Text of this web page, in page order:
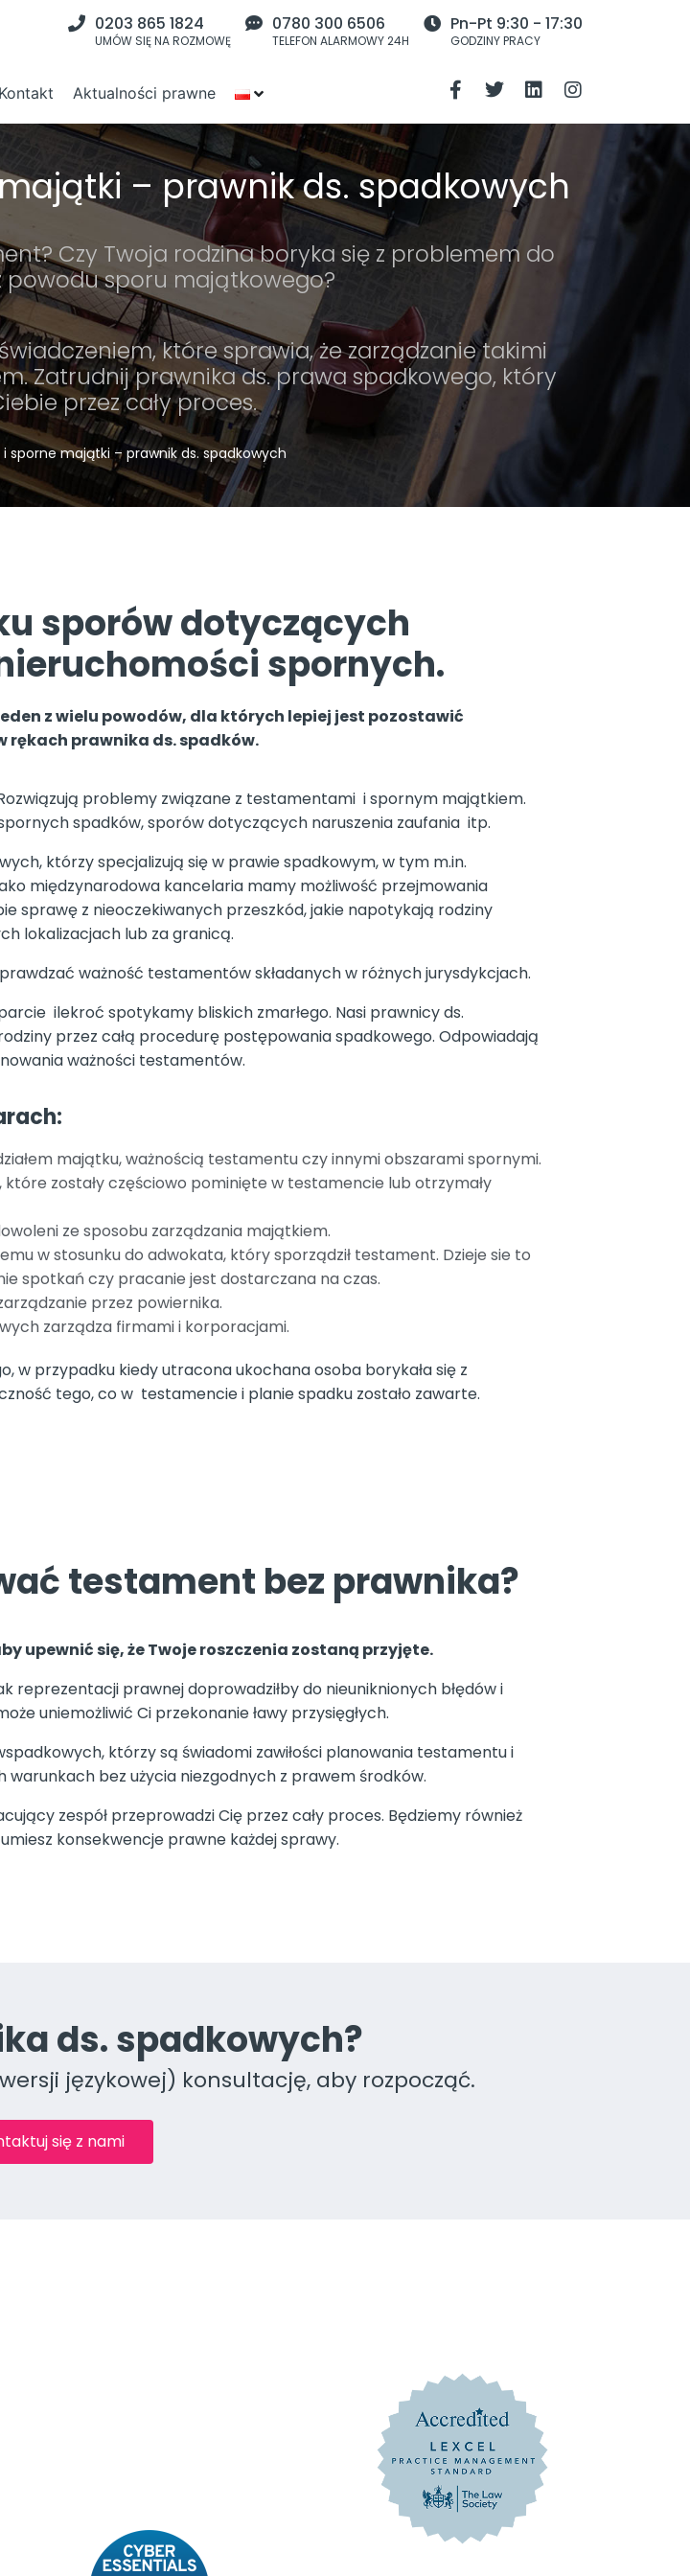
0203 865 1824
UMÓW SIĘ NA ROZMOWĘ
0780 300 6506
TELEFON ALARMOWY 24H
Pn-Pt 9:30 - 17:30
GODZINY PRACY
Kontakt Aktualności prawne
– prawnik ds. spadkowych
Czy Twoja rodzina boryka się z problemem do
powodu sporu majątkowego?
które sprawia, że zarządzanie takimi
Zatrudnij prawnika ds. prawa spadkowego, który
przez cały proces.
sporne majątki – prawnik ds. spadkowych
sporów dotyczących
spornych.
z wielu powodów, dla których lepiej jest pozostawić
prawnika ds. spadków.
problemy związane z testamentami i spornym majątkiem.
spadków, sporów dotyczących naruszenia zaufania itp.
którzy specjalizują się w prawie spadkowym, w tym m.in.
międzynarodowa kancelaria mamy możliwość przejmowania
sprawę z nieoczekiwanych przeszkód, jakie napotykają rodziny
lokalizacjach lub za granicą.
ważność testamentów składanych w różnych jurysdykcjach.
ilekroć spotykamy bliskich zmarłego. Nasi prawnicy ds.
przez całą procedurę postępowania spadkowego. Odpowiadają
ważności testamentów.
majątku, ważnością testamentu czy innymi obszarami spornymi.
zostały częściowo pominięte w testamencie lub otrzymały
ze sposobu zarządzania majątkiem.
w stosunku do adwokata, który sporządził testament. Dzieje sie to
spotkań czy pracanie jest dostarczana na czas.
przez powiernika.
zarządza firmami i korporacjami.
przypadku kiedy utracona ukochana osoba borykała się z
tego, co w testamencie i planie spadku zostało zawarte.
testament bez prawnika?
upewnić się, że Twoje roszczenia zostaną przyjęte.
reprezentacji prawnej doprowadziłby do nieuniknionych błędów i
uniemożliwić Ci przekonanie ławy przysięgłych.
którzy są świadomi zawiłości planowania testamentu i
bez użycia niezgodnych z prawem środków.
zespół przeprowadzi Cię przez cały proces. Będziemy również
konsekwencje prawne każdej sprawy.
ds. spadkowych?
językowej) konsultację, aby rozpocząć.
się z nami